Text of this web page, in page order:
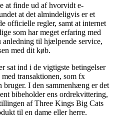
at finde ud af hvorvidt e-
at det almindeligvis er et
officielle regler, samt at internet
som har meget erfaring med
til hjælpende service,
med dit køb.
sat ind i de vigtigste betingelser
transaktionen, som fx
bruger. I den sammenhæng er det
bibeholder ens ordrekvittering,
af Three Kings Big Cats
til en dame eller herre.